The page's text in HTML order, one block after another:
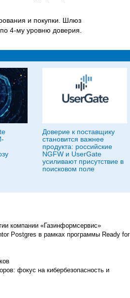
и покупки. Шлюз
4‑му уровню доверия.
Доверие к поставщику
становится важнее
продукта: российские
NGFW и UserGate
усиливают присутствие в
поисковом поле
компании «Газинформсервис»
Postgres в рамках программы Ready for
фокус на кибербезопасность и